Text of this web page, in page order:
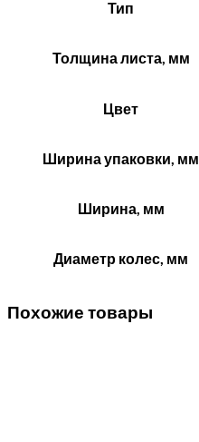
Тип
Толщина листа, мм
Цвет
Ширина упаковки, мм
Ширина, мм
Диаметр колес, мм
Похожие товары